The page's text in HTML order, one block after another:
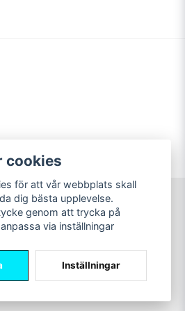
cookies
för att vår webbplats skall
dig bästa upplevelse.
genom att trycka på
via inställningar
Inställningar